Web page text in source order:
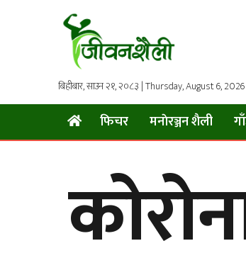
बिहीबार, साउन २१, २०८३ | Thursday, August 6, 2026
फिचर मनाेरञ्जन शैली